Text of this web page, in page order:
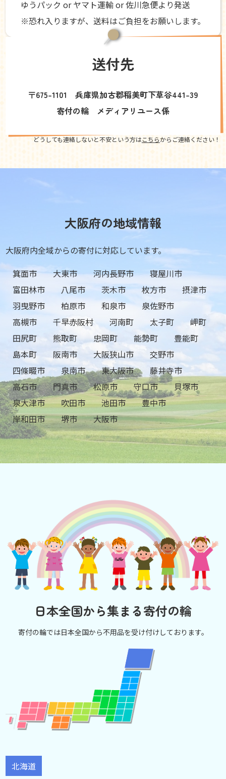
ゆうパック or ヤマト運輸 or 佐川急便より発送
※恐れ入りますが、送料はご負担をお願いします。
送付先
〒675-1101 兵庫県加古郡稲美町下草谷441-39
寄付の輪 メディアリユース係
どうしても連絡しないと不安という方はこちらからご連絡ください！
大阪府の地域情報
大阪府内全域からの寄付に対応しています。
箕面市
大東市 河内長野市
寝屋川市
富田林市
八尾市 茨木市 枚方市
摂津市
羽曳野市
柏原市 和泉市
泉佐野市
高槻市
千早赤阪村 河南町 太子町
岬町
田尻町
熊取町 忠岡町 能勢町
豊能町
島本町
阪南市 大阪狭山市
交野市
四條畷市
泉南市 東大阪市
藤井寺市
高石市
門真市 松原市 守口市
貝塚市
泉大津市
吹田市 池田市
豊中市
岸和田市
堺市 大阪市
日本全国から集まる寄付の輪
寄付の輪では日本全国から不用品を受け付けしております。
北海道